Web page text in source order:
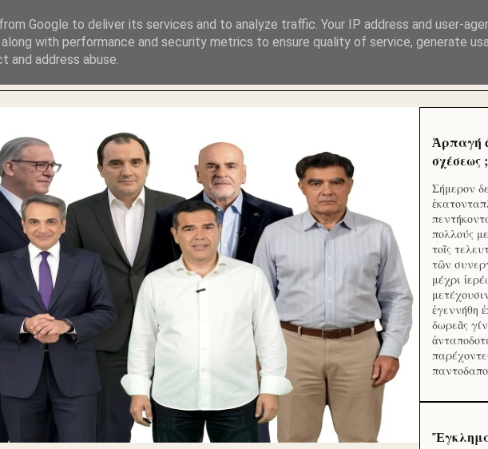
Ἁρπαγή
σχέσεως ;
Σήμερον
πολλούς
τοῖς
τῶν
μέχρι
ἐγεννήθη
δωρεᾶς
Google to deliver its services and to analyze traffic. Your IP address and user-
with performance and security metrics to ensure quality of service, generate
address abuse.